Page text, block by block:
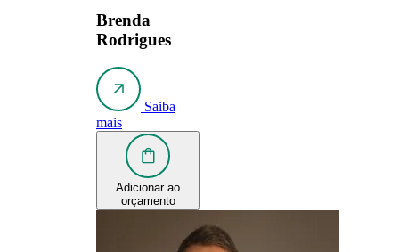
Brenda
Rodrigues
Saiba
mais
Adicionar ao
orçamento